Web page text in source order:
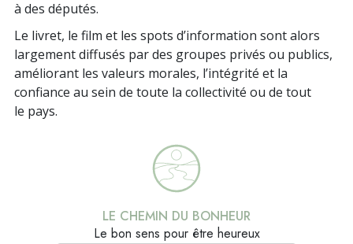
à des députés.
Le livret, le film et les spots d’information sont alors
largement diffusés par des groupes privés ou publics,
améliorant les valeurs morales, l’intégrité et la
confiance au sein de toute la collectivité ou de tout
le pays.
LE CHEMIN DU BONHEUR
Le bon sens pour être heureux